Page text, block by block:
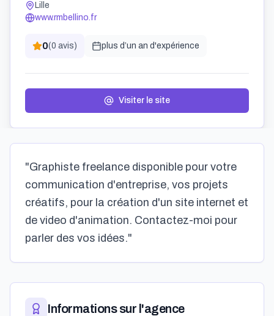
Lille
www.rmbellino.fr
0(0 avis) plus d’un an d'expérience
Visiter le site
"Graphiste freelance disponible pour votre
communication d'entreprise, vos projets
créatifs, pour la création d'un site internet et
de video d'animation. Contactez-moi pour
parler des vos idées."
Informations sur l'agence